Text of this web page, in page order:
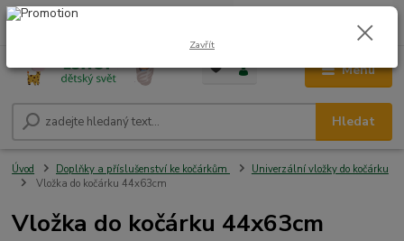
Menu
Hledat
+420 604 278 943 0,00 Kč
Úvod Doplňky a příslušenství ke kočárkům
Univerzální vložky do kočárku
Vložka do kočárku 44x63cm
Vložka do kočárku 44x63cm
Zavřít